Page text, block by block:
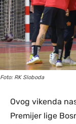
Foto: RK Sloboda
Ovog vikenda
Premijer lige